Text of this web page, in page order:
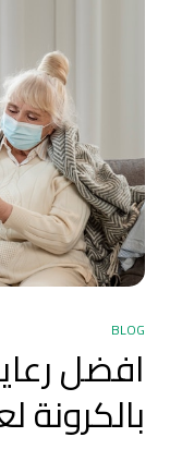
BLOG
افضل
بالكرونة لعام